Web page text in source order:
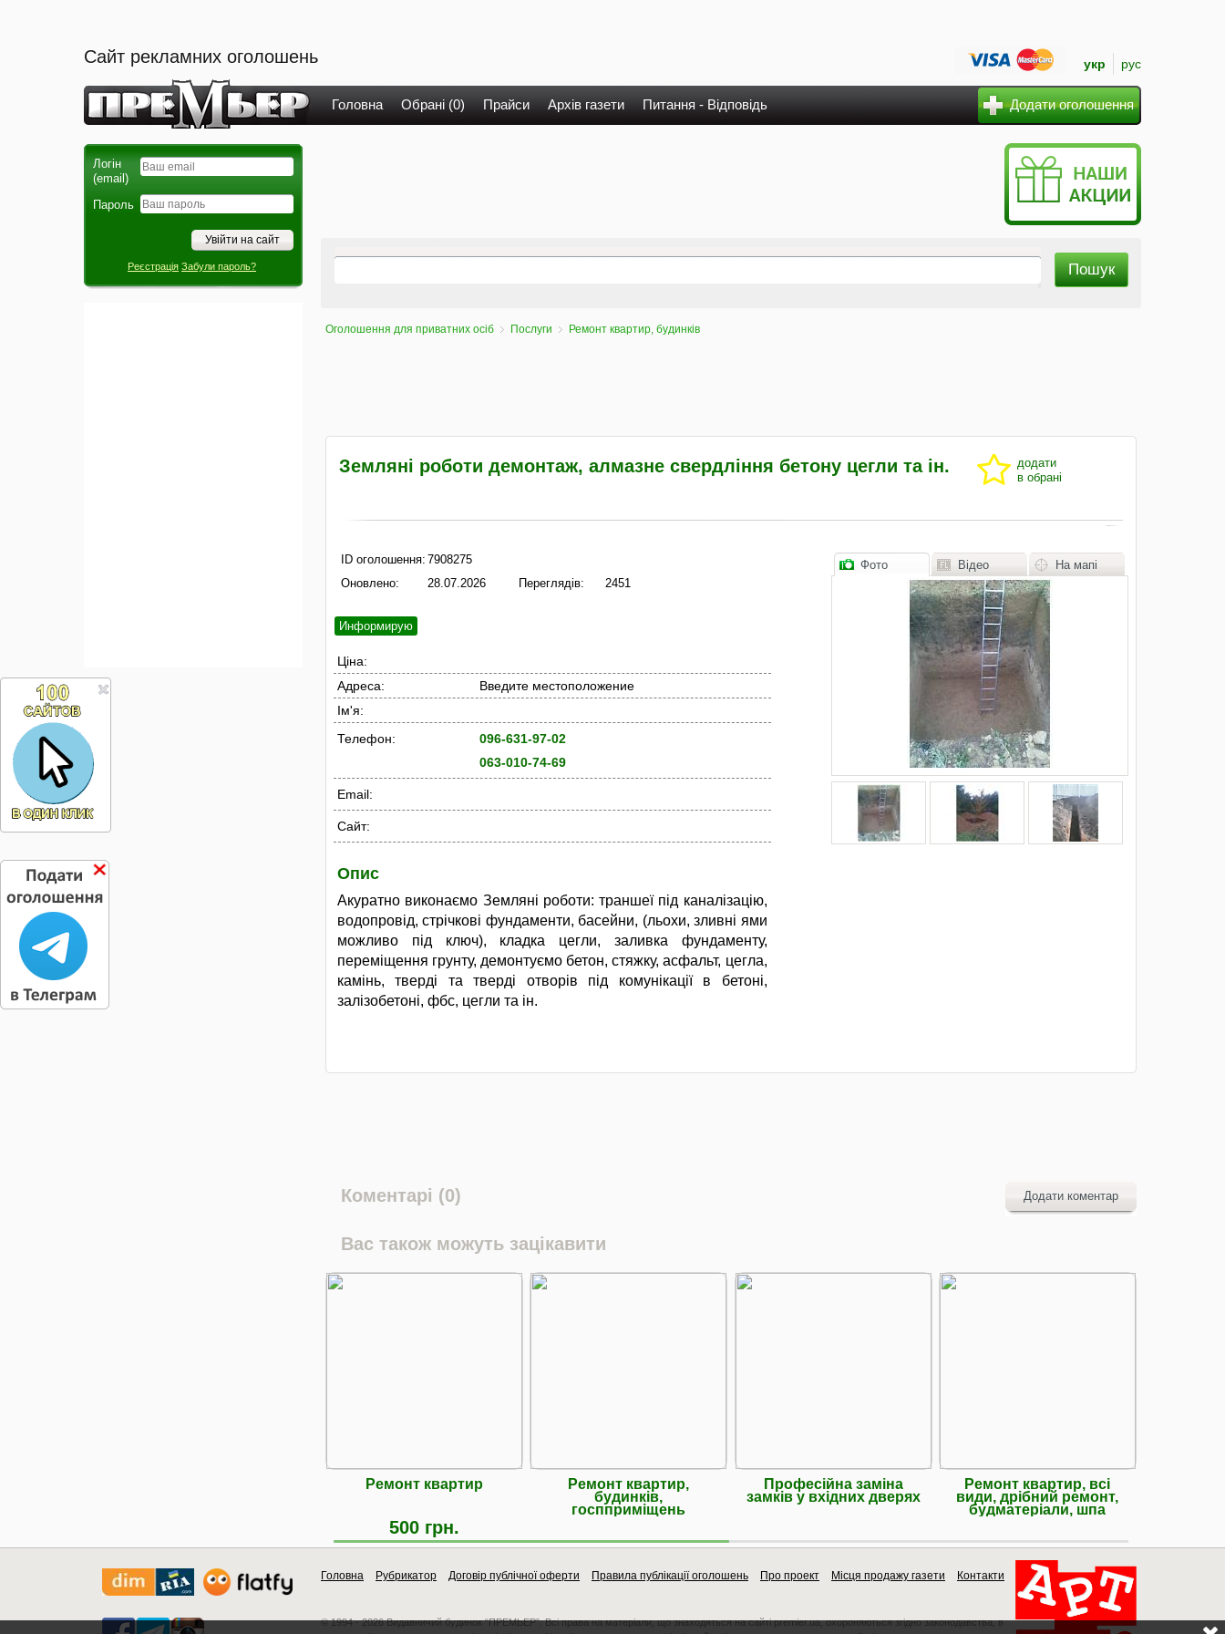
Сайт рекламних оголошень укр рус
Головна Обрані (0) Прайси Архів газети Питання - Відповідь Додати оголошення
Логін
(email)
Пароль
Реєстрація Забули пароль?
Оголошення для приватних осіб Послуги Ремонт квартир, будинків
Земляні роботи демонтаж, алмазне свердління бетону цегли та ін.
додати
в обрані
ID оголошення: 7908275
Оновлено:
28.07.2026 Переглядів: 2451
Информирую
Ціна:
Адреса:
Введите местоположение
Ім'я:
Телефон:
096-631-97-02
063-010-74-69
Email:
Сайт:
Опис
Акуратно виконаємо Земляні роботи: траншеї під каналізацію,
водопровід, стрічкові фундаменти, басейни, (льохи, зливні ями
можливо під ключ), кладка цегли, заливка фундаменту,
переміщення грунту, демонтуємо бетон, стяжку, асфальт, цегла,
камінь, тверді та тверді отворів під комунікації в бетоні,
залізобетоні, фбс, цегли та ін.
Фото Відео На мапі
Коментарі (0) Додати коментар
Вас також можуть зацікавити
Ремонт квартир
500 грн.
Ремонт квартир,
будинків,
госпприміщень
Професійна заміна
замків у вхідних дверях
Ремонт квартир, всі
види, дрібний ремонт,
будматеріали, шпа
Головна Рубрикатор Договір публічної оферти Правила публікації оголошень Про проект Місця продажу газети Контакти
© 1994 - 2026 Видавничий будинок “ПРЕМЬЕР”. Всі права на матеріали, що знаходяться на сайті premier.ua, охороняються згідно законодавства, в